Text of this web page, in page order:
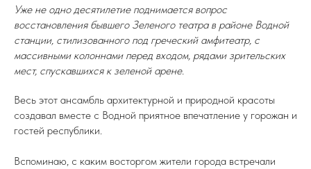
Уже не одно десятилетие поднимается вопрос
восстановления бывшего Зеленого театра в районе Водной
станции, стилизованного под греческий амфитеатр, с
массивными колоннами перед входом, рядами зрительских
мест, спускавшихся к зеленой арене.
Весь этот ансамбль архитектурной и природной красоты
создавал вмеcтe с Водной приятное впечатление у горожан и
гостей республики.
Вспоминаю, с каким восторгом жители города встречали